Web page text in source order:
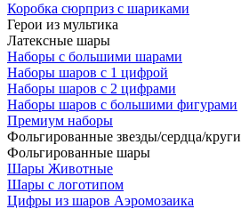
Коробка сюрприз с шариками
Герои из мультика
Латексные шары
Наборы с большими шарами
Наборы шаров с 1 цифрой
Наборы шаров с 2 цифрами
Наборы шаров с большими фигурами
Премиум наборы
Фольгированные звезды/сердца/круги
Фольгированные шары
Шары Животные
Шары с логотипом
Цифры из шаров Аэромозаика